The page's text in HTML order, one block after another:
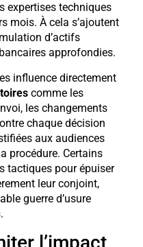
expertises techniques
mois. À cela s’ajoutent
d’actifs
approfondies.
influence directement
comme les
les changements
chaque décision
aux audiences
procédure. Certains
tactiques pour épuiser
leur conjoint,
guerre d’usure